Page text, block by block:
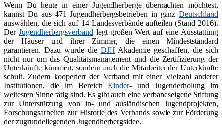
Wenn Du heute in einer Jugendherberge übernachten möchtest,
kannst Du aus 471 Jugendherbergsbetrieben in ganz Deutschland
auswählen, die sich auf 14 Landesverbände aufteilen (Stand 2016).
Der Jugendherbergsverband legt großen Wert auf eine Ausstattung
der Häuser und ihrer Zimmer, die einen Mindeststandard
garantieren. Dazu wurde die DJH Akademie geschaffen, die sich
nicht nur um das Qualitätsmanagement und die Zertifizierung der
Unterkünfte kümmert, sondern auch die Mitarbeiter der Unterkünfte
schult. Zudem kooperiert der Verband mit einer Vielzahl anderer
Institutionen, die im BereichKinder- und Jugenderholung im
weitesten Sinne tätig sind. Es gibt auch eine verbandseigene Stiftung
zur Unterstützung von in- und ausländischen Jugendprojekten,
Forschungsarbeiten zur Historie des Verbands sowie zur Förderung
der zugrundeliegenden Jugendherbergsidee.